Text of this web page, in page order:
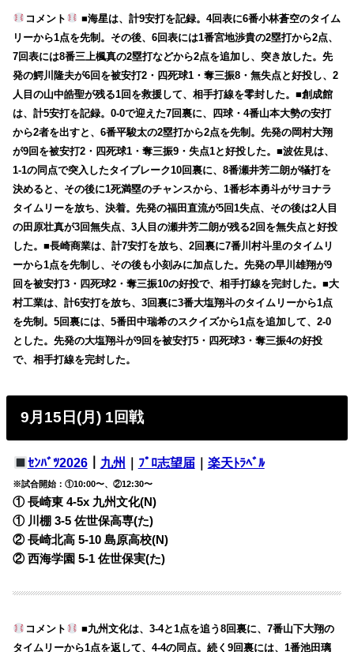
コメント
■海星は、計9安打を記録。4回表に6番小林蒼空のタイム
リーから1点を先制。その後、6回表には1番宮地渉貴の2塁打から2点、
7回表には8番三上楓真の2塁打などから2点を追加し、突き放した。先
発の鰐川隆夫が6回を被安打2・四死球1・奪三振8・無失点と好投し、2
人目の山中皓聖が残る1回を救援して、相手打線を零封した。■創成館
は、計5安打を記録。0-0で迎えた7回裏に、四球・4番山本大勢の安打
から2者を出すと、6番平駿太の2塁打から2点を先制。先発の岡村大翔
が9回を被安打2・四死球1・奪三振9・失点1と好投した。■波佐見は、
1-1の同点で突入したタイブレーク10回裏に、8番瀬井芳二朗が犠打を
決めると、その後に1死満塁のチャンスから、1番杉本勇斗がサヨナラ
タイムリーを放ち、決着。先発の福田直流が5回1失点、その後は2人目
の田原壮真が3回無失点、3人目の瀬井芳二朗が残る2回を無失点と好投
した。■長崎商業は、計7安打を放ち、2回裏に7番川村斗里のタイムリ
ーから1点を先制し、その後も小刻みに加点した。先発の早川雄翔が9
回を被安打3・四死球2・奪三振10の好投で、相手打線を完封した。■大
村工業は、計6安打を放ち、3回裏に3番大塩翔斗のタイムリーから1点
を先制。5回裏には、5番田中瑞希のスクイズから1点を追加して、2-0
とした。先発の大塩翔斗が9回を被安打5・四死球3・奪三振4の好投
で、相手打線を完封した。
9月15日(月) 1回戦
ｾﾝﾊﾞﾂ2026｜ 九州 ﾌﾟﾛ志望届｜ 楽天ﾄﾗﾍﾞﾙ
※試合開始：①10:00〜、②12:30〜
① 長崎東 4-5x 九州文化(N)
① 川棚 3-5 佐世保高専(た)
② 長崎北高 5-10 島原高校(N)
② 西海学園 5-1 佐世保実(た)
コメント
■九州文化は、3-4と1点を追う8回裏に、7番山下大翔の
タイムリーから1点を返して、4-4の同点。続く9回裏には、1番池田璃